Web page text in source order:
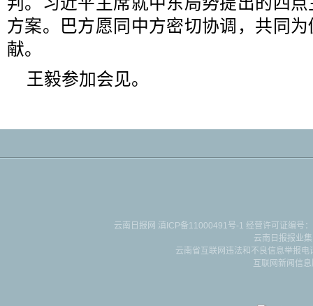
方案。巴方愿同中方密切协调，共同
献。
王毅参加会见。
云南日报网 滇ICP备11000491号-1 经营许可证编号
云南日报报业
云南省互联网违法和不良信息举报
互联网新闻信